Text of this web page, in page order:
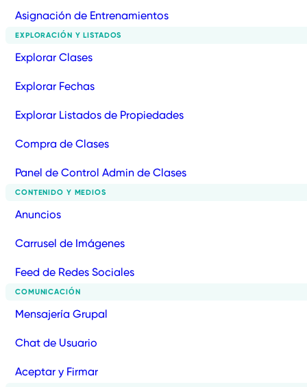
Asignación de Entrenamientos
EXPLORACIÓN Y LISTADOS
Explorar Clases
Explorar Fechas
Explorar Listados de Propiedades
Compra de Clases
Panel de Control Admin de Clases
CONTENIDO Y MEDIOS
Anuncios
Carrusel de Imágenes
Feed de Redes Sociales
COMUNICACIÓN
Mensajería Grupal
Chat de Usuario
Aceptar y Firmar